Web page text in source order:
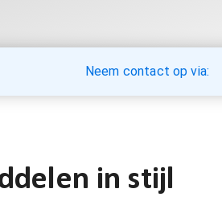
Neem contact op via:
in stijl